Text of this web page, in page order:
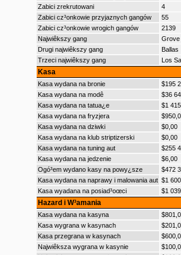
Zabici zrekrutowani
4
Zabici cz³onkowie przyjaznych gangów
55
Zabici cz³onkowie wrogich gangów
2139
Najwiêkszy gang
Grove
Drugi najwiêkszy gang
Ballas
Trzeci najwiêkszy gang
Los
Kasa
Kasa wydana na bronie
$195
Kasa wydana na modê
$36
Kasa wydana na tatua¿e
$1
Kasa wydana na fryzjera
Kasa wydana na dziwki
$0,00
Kasa wydana na klub striptizerski
$0,00
Kasa wydana na tuning aut
$255
Kasa wydana na jedzenie
$6,00
Ogó³em wydano kasy na powy¿sze
$472
Kasa wydana na naprawy i malowania aut $1
Kasa wyadana na posiad³oœci
$1
Hazard i W³amania
Kasa wydana na kasyna
Kasa wygrana w kasynach
Kasa przegrana w kasynach
Najwiêksza wygrana w kasynie